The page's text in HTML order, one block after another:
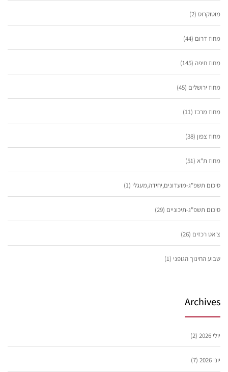
מוטוקרוס (2)
מחוז דרום (44)
מחוז חיפה (145)
מחוז ירושלים (45)
מחוז מרכז (11)
מחוז צפון (38)
מחוז ת"א (51)
סיכום תשפ"ג-מועדונים,יחידה,מעגלי (1)
סיכום תשפ"ג-תיכוניים (29)
צ'אט רכזים (26)
שבוע החינוך הגופני (1)
Archives
יולי 2026 (2)
יוני 2026 (7)